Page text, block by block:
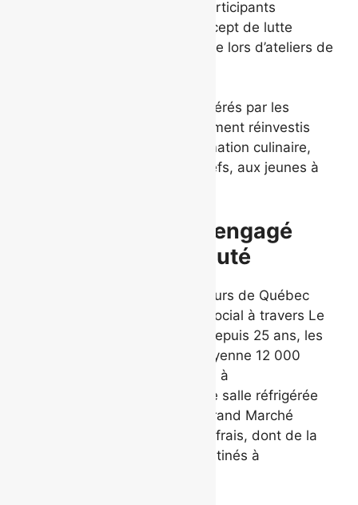
dans le besoin. Les jeunes participants
exploreront également le concept de lutte
contre le gaspillage alimentaire lors d’ateliers de
Rappelons que les profits générés par les
camps culinaires sont entièrement réinvestis
dans les programmes de formation culinaire,
offerts par La Tablée des Chefs, aux jeunes à
Un Grand Marché engagé
dans sa communauté
La Coopérative des horticulteurs de Québec
poursuivra son engagement social à travers Le
Grand Marché. Chaque été, depuis 25 ans, les
producteurs remettent en moyenne 12 000
kilogrammes de légumes frais à
Moisson Québec. Grâce à une salle réfrigérée
dédiée, les producteurs du Grand Marché
pourront ajouter des produits frais, dont de la
viande, aux légumes déjà destinés à